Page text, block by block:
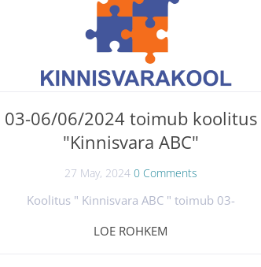
korteriühistu juhtimisega; korteriühistu
revisjonikomisjoni...
03-06/06/2024 toimub koolitus
"Kinnisvara ABC"
27 May, 2024 0 Comments
Koolitus " Kinnisvara ABC " toimub 03-
ülevaate ja baasteadmised Tõnu Toompark,
LOE ROHKEM